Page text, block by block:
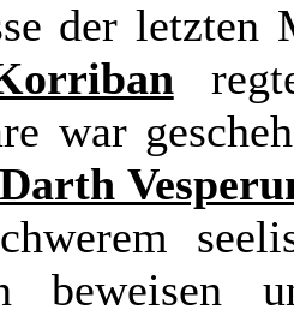
von Planeten
der letzten
war
Darth
beweisen